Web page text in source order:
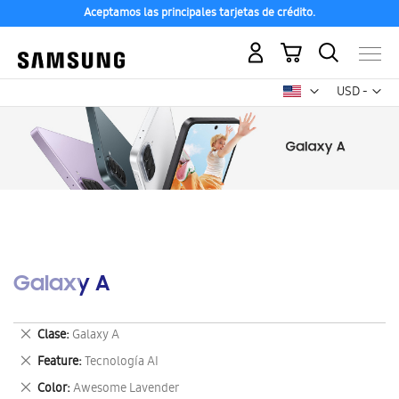
Aceptamos las principales tarjetas de crédito.
USD -
dólar
Mi carrito
Galaxy A
Clase Galaxy A
Eliminar
este
artículo
Feature Tecnología AI
Eliminar
este
Color Awesome Lavender
Eliminar